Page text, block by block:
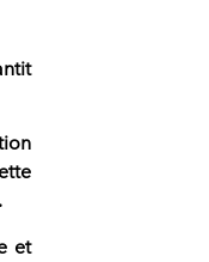
et